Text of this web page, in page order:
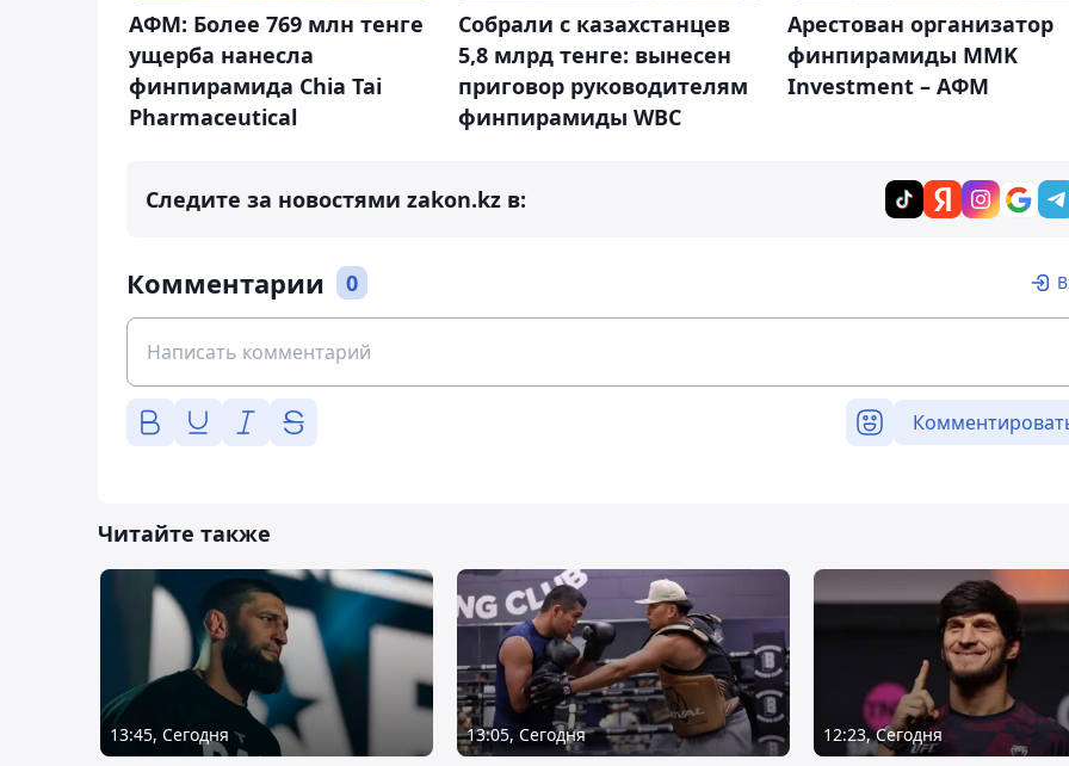
АФМ: Более 769 млн тенге
ущерба нанесла
финпирамида Chia Tai
Pharmaceutical
Собрали с казахстанцев
5,8 млрд тенге: вынесен
приговор руководителям
финпирамиды WBC
Арестован организатор
финпирамиды MMK
Investment – АФМ
Следите за новостями zakon.kz в:
Комментарии 0
Читайте также
13:45, Сегодня 13:05, Сегодня 12:23, Сегодня